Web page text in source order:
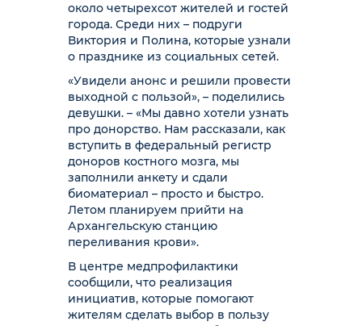
около четырехсот жителей и гостей
города. Среди них – подруги
Виктория и Полина, которые узнали
о празднике из социальных сетей.
«Увидели анонс и решили провести
выходной с пользой», – поделились
девушки. – «Мы давно хотели узнать
про донорство. Нам рассказали, как
вступить в федеральный регистр
доноров костного мозга, мы
заполнили анкету и сдали
биоматериал – просто и быстро.
Летом планируем прийти на
Архангельскую станцию
переливания крови».
В центре медпрофилактики
сообщили, что реализация
инициатив, которые помогают
жителям сделать выбор в пользу